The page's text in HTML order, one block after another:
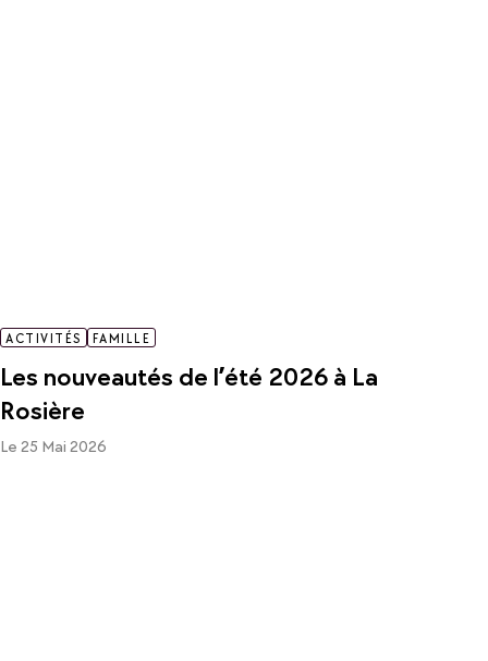
ACTIVITÉS FAMILLE
Les nouveautés de l’été 2026 à La
Rosière
Le 25 Mai 2026